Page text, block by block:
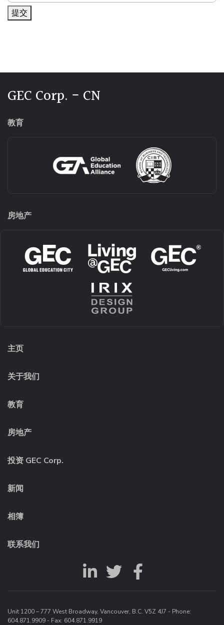
提交
GEC Corp. - CN
教育
房地产
主页
关于我们
教育
房地产
投资 GEC Corp.
新闻
相簿
联系我们
Unit 1200 – 777 West Broadway, Vancouver, B.C. V5Z 4J7 - Phone:
604.871.9909 - Fax: 604.871.9919